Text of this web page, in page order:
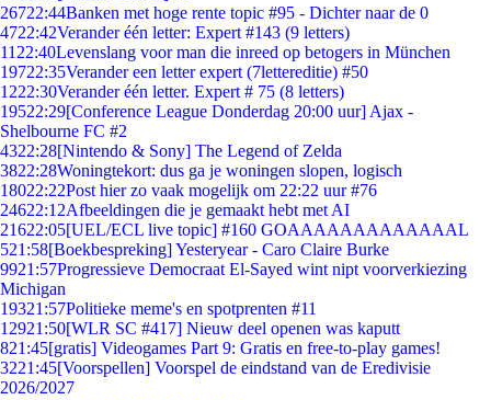
26722:44Banken met hoge rente topic #95 - Dichter naar de 0
4722:42Verander één letter: Expert #143 (9 letters)
11 22:40Levenslang voor man die inreed op betogers in München
19722:35Verander een letter expert (7lettereditie) #50
1222:30Verander één letter. Expert # 75 (8 letters)
19522:29[Conference League Donderdag 20:00 uur] Ajax -
Shelbourne FC #2
4322:28[Nintendo & Sony] The Legend of Zelda
3822:28Woningtekort: dus ga je woningen slopen, logisch
18022:22Post hier zo vaak mogelijk om 22:22 uur #76
24622:12Afbeeldingen die je gemaakt hebt met AI
21622:05[UEL/ECL live topic] #160 GOAAAAAAAAAAAAAL
521:58[Boekbespreking] Yesteryear - Caro Claire Burke
9921:57Progressieve Democraat El-Sayed wint nipt voorverkiezing
Michigan
19321:57Politieke meme's en spotprenten #11
12921:50[WLR SC #417] Nieuw deel openen was kaputt
821:45[gratis] Videogames Part 9: Gratis en free-to-play games!
3221:45[Voorspellen] Voorspel de eindstand van de Eredivisie
2026/2027